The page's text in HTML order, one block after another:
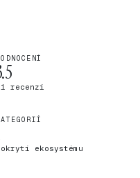
recenzí
ekosystému